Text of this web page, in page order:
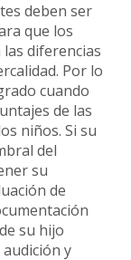
deben ser
que los
diferencias
Por lo
cuando
de las
niños. Si su
del
su
de
su hijo
y